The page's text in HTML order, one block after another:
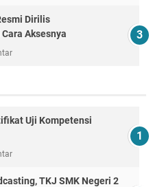
Dirilis
Aksesnya
Uji Kompetensi
TKJ SMK Negeri 2